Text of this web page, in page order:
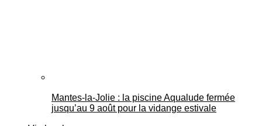
Mantes-la-Jolie : la piscine Aqualude fermée
jusqu’au 9 août pour la vidange estivale